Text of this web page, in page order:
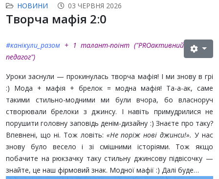
НОВИНИ 03 ЧЕРВНЯ 2026
Творча мафія 2:0
#канікули_разом + 1 талант-поінт ("PROактивний
педагог")
Уроки заснули — прокинулась творча мафія! І ми знову в грі
:) Мода + мафія + брелок = модна мафія! Та-а-ак, саме
такими стильно-модними ми були вчора, бо власноруч
створювали брелоки з джинсу. І навіть примудрилися не
порушити головну заповідь денім-дизайну :) Знаєте про таку?
Впевнені, що ні. Тож ловіть: «Не поріж нові джинси!».У нас
знову було весело і зі смішними історіями. Тож якщо
побачите на рюкзачку таку стильну джинсову підвісочку —
знайте, це наш фірмовий знак. Модної мафії :) Далі буде…